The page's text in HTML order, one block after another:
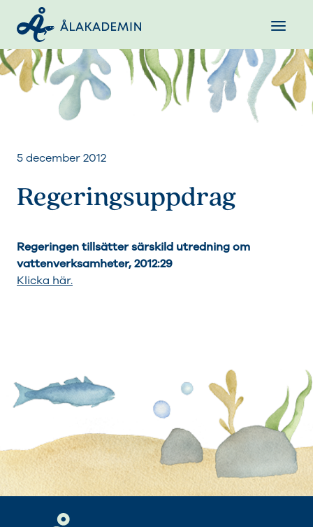
5 december 2012
Regeringsuppdrag
Regeringen tillsätter särskild utredning om
vattenverksamheter, 2012:29
Klicka här.